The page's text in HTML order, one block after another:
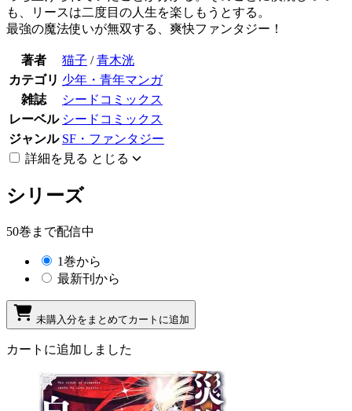
も、リースは二度目の人生を楽しもうとする。
最強の魔法使いが無双する、爽快ファンタジー！
著者 猫子 /青木洸
カテゴリ 少年・青年マンガ
雑誌
シードコミックス
レーベル シードコミックス
ジャンル SF・ファンタジー
詳細を見る とじる
シリーズ
50巻まで配信中
1巻から
最新刊から
未購入分をまとめてカートに追加
カートに追加しました